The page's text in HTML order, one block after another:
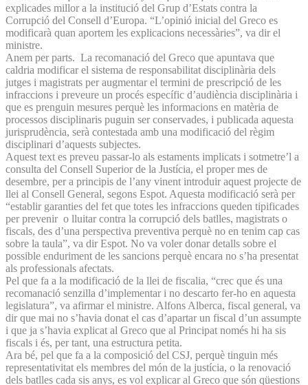
explicades millor a la institució del Grup d’Estats contra la
Corrupció del Consell d’Europa. “L’opinió inicial del Greco es
modificarà quan aportem les explicacions necessàries”, va dir el
ministre.
Anem per parts. La recomanació del Greco que apuntava que
caldria modificar el sistema de responsabilitat disciplinària dels
jutges i magistrats per augmentar el termini de prescripció de les
infraccions i preveure un procés específic d’audiència disciplinària i
que es prenguin mesures perquè les informacions en matèria de
processos disciplinaris puguin ser conservades, i publicada aquesta
jurisprudència, serà contestada amb una modificació del règim
disciplinari d’aquests subjectes.
Aquest text es preveu passar-lo als estaments implicats i sotmetre’l a
consulta del Consell Superior de la Justícia, el proper mes de
desembre, per a principis de l’any vinent introduir aquest projecte de
llei al Consell General, segons Espot. Aquesta modificació serà per
“establir garanties del fet que totes les infraccions queden tipificades
per prevenir o lluitar contra la corrupció dels batlles, magistrats o
fiscals, des d’una perspectiva preventiva perquè no en tenim cap cas
sobre la taula”, va dir Espot. No va voler donar detalls sobre el
possible enduriment de les sancions perquè encara no s’ha presentat
als professionals afectats.
Pel que fa a la modificació de la llei de fiscalia, “crec que és una
recomanació senzilla d’implementar i no descarto fer-ho en aquesta
legislatura”, va afirmar el ministre. Alfons Alberca, fiscal general, va
dir que mai no s’havia donat el cas d’apartar un fiscal d’un assumpte
i que ja s’havia explicat al Greco que al Principat només hi ha sis
fiscals i és, per tant, una estructura petita.
Ara bé, pel que fa a la composició del CSJ, perquè tinguin més
representativitat els membres del món de la justícia, o la renovació
dels batlles cada sis anys, es vol explicar al Greco que són qüestions